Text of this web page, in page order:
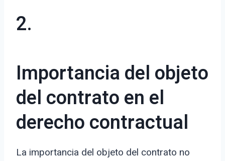
2.
Importancia del objeto
del contrato en el
derecho contractual
La importancia del objeto del contrato no